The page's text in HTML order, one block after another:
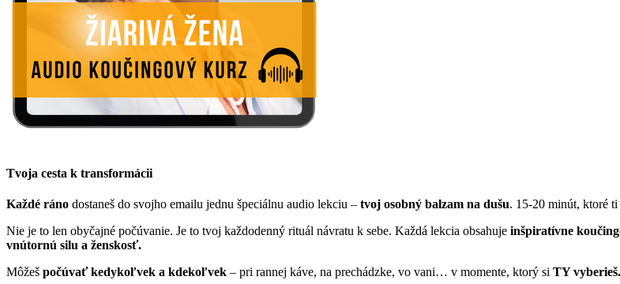
Tvoja cesta k transformácii
Každé ráno dostaneš do svojho emailu jednu špeciálnu audio lekciu – tvoj osobný balzam na dušu. 15-20 minút, ktoré ti
Nie je to len obyčajné počúvanie. Je to tvoj každodenný rituál návratu k sebe. Každá lekcia obsahuje inšpiratívne
vnútornú silu a ženskosť.
Môžeš počúvať kedykoľvek a kdekoľvek – pri rannej káve, na prechádzke, vo vani… v momente, ktorý si TY vyberieš.